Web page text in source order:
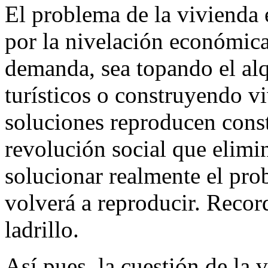
El problema de la vivienda
por la nivelación
demanda, sea topando el
turísticos o construyendo
soluciones reproducen
revolución social que
solucionar realmente el
volverá a reproducir.
ladrillo.